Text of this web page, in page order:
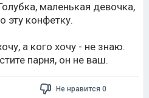
маленькая девочка,
эту конфетку.
а кого хочу - не знаю.
парня, он не ваш.
Не нравится 0